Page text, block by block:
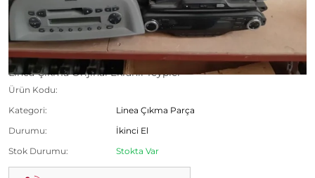
Linea Çıkma Orijinal Ekranlı Teypler
Ürün Kodu:
Kategori:
Linea Çıkma Parça
Durumu:
İkinci El
Stok Durumu:
Stokta Var